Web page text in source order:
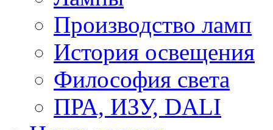
Производство ламп
История освещения
Философия света
ПРА, ИЗУ, DALI